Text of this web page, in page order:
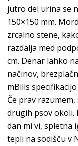
jutro del urina se
150×150 mm.
zrcalno stene,
razdalja med
cm. Denar lahko
načinov,
mBills
Če prav
drugih psov okoli.
dan mi vi, spletna
tepli na sodišču v